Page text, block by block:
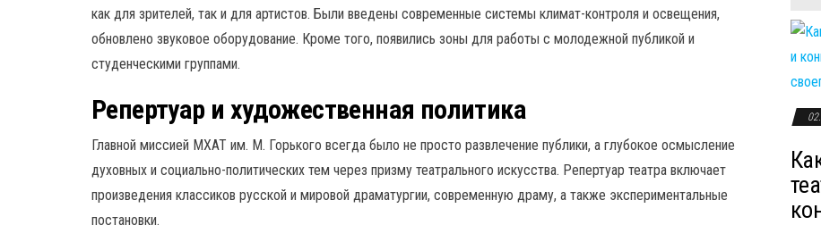
как для зрителей, так и для артистов. Были введены современные системы климат-контроля и освещения,
обновлено звуковое оборудование. Кроме того, появились зоны для работы с молодежной публикой и
студенческими группами.
Репертуар и художественная политика
Главной миссией МХАТ им. М. Горького всегда было не просто развлечение публики, а глубокое осмысление
духовных и социально-политических тем через призму театрального искусства. Репертуар театра включает
произведения классиков русской и мировой драматургии, современную драму, а также экспериментальные
постановки.